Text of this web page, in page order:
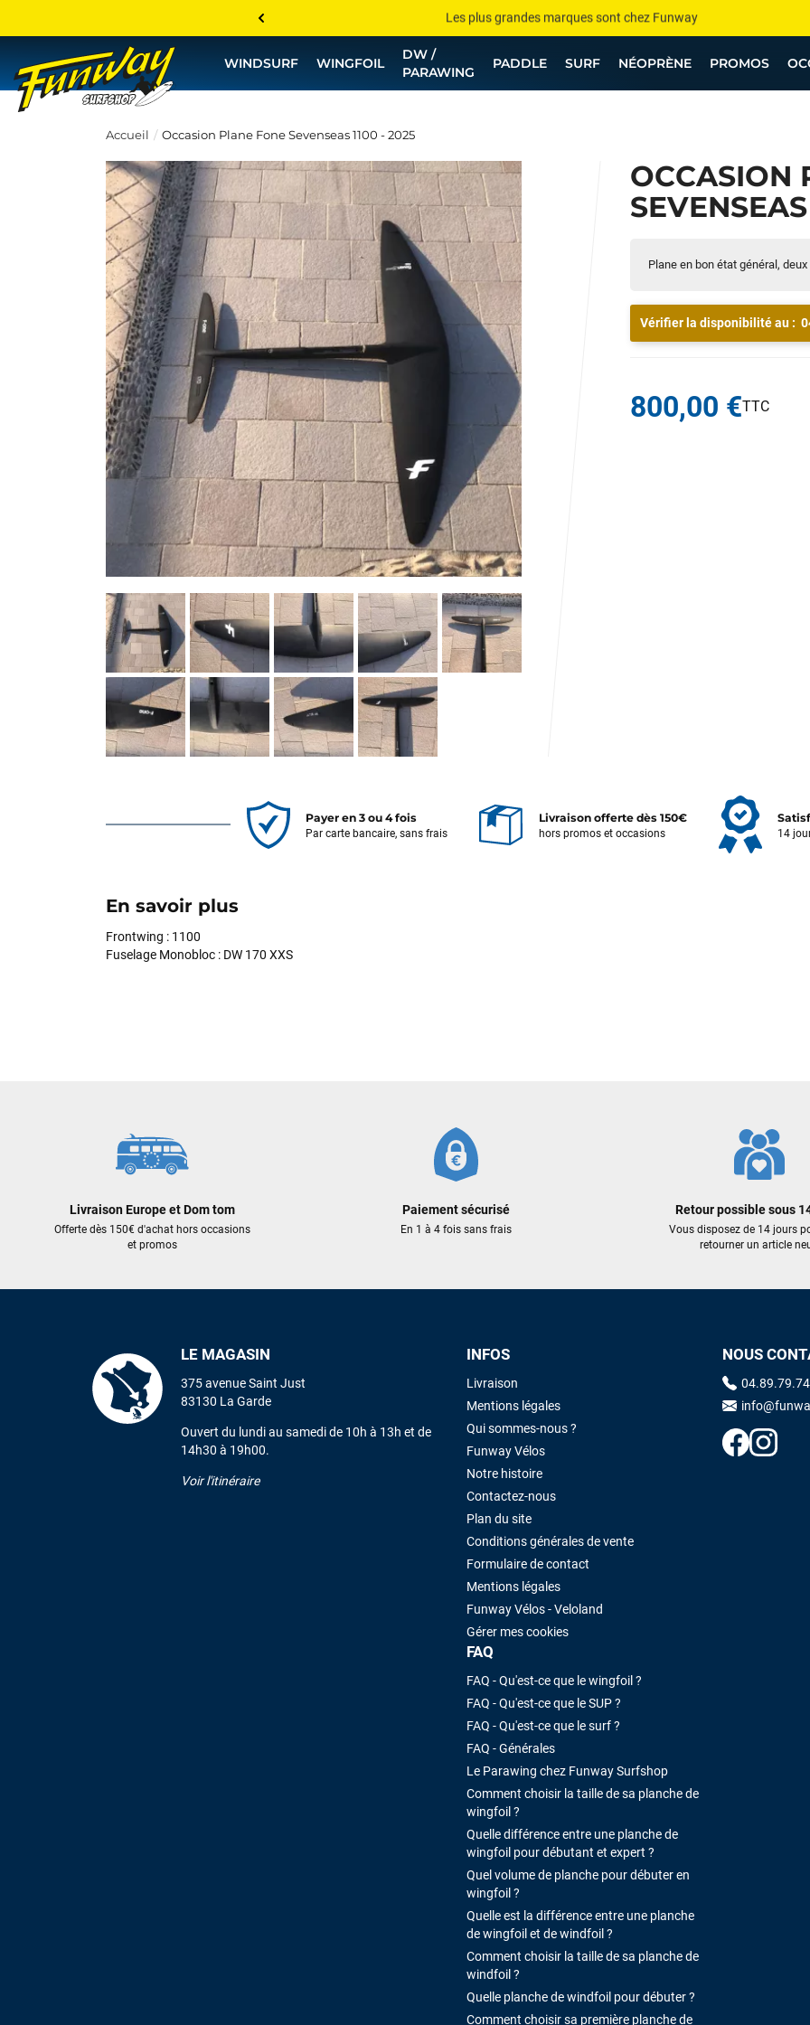
Les plus grandes marques sont chez Funway
Jusqu’à -75% de remise sur le windsurf, wingfoil, etc...
💰 Meilleur prix garanti — Moins cher ailleurs ? On s’aligne !
WINDSURF WINGFOIL
DW /
PARAWING
PADDLE SURF NÉOPRÈNE PROMOS
Accueil Occasion Plane Fone Sevenseas 1100 - 2025
OCCASION
Plane en bon état général,
Vérifier la disponibilité au :
800,00 €
Payer en 3 ou 4 fois
Par carte bancaire, sans frais
Livraison offerte dès 150€
hors promos et occasions 14
En savoir plus
Frontwing : 1100
Fuselage Monobloc : DW 170 XXS
Livraison Europe et Dom tom
Offerte dès 150€ d'achat hors occasions
et promos
Paiement sécurisé
En 1 à 4 fois sans frais
Retour possible sous
Vous disposez de 14 jours
retourner un article
LE MAGASIN
375 avenue Saint Just
83130 La Garde
Ouvert du lundi au samedi de 10h à 13h et de
14h30 à 19h00.
Voir l'itinéraire
INFOS
Livraison
Mentions légales
Qui sommes-nous ?
Funway Vélos
Notre histoire
Contactez-nous
Plan du site
Conditions générales de vente
Formulaire de contact
Mentions légales
Funway Vélos - Veloland
Gérer mes cookies
FAQ
FAQ - Qu'est-ce que le wingfoil ?
FAQ - Qu'est-ce que le SUP ?
FAQ - Qu'est-ce que le surf ?
FAQ - Générales
Le Parawing chez Funway Surfshop
Comment choisir la taille de sa planche de
wingfoil ?
Quelle différence entre une planche de
wingfoil pour débutant et expert ?
Quel volume de planche pour débuter en
wingfoil ?
Quelle est la différence entre une planche
de wingfoil et de windfoil ?
Comment choisir la taille de sa planche de
windfoil ?
Quelle planche de windfoil pour débuter ?
Comment choisir sa première planche de
NOUS
Sébastien BACHELIER
Cela faisait 6 mois que je galérais à remplacer ma board eux m'ont
trouvé une pépite à laquelle je n'aurais jamais pensé ! Excellent conseil
excellent prix et en plus super sympas. Merci encore pour cette severne
été rapide. La voile est arrivée en super état. Mauruuru roa.
VOIR TOUS LES AVIS LAISSER UN AVIS